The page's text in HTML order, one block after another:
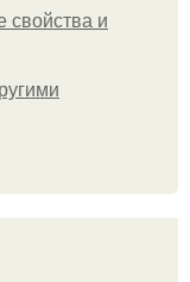
свойства и